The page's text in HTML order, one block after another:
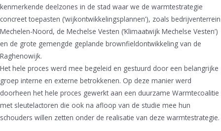
kenmerkende deelzones in de stad waar we de warmtestrategie
concreet toepasten (‘wijkontwikkelingsplannen’), zoals bedrijventerrein
Mechelen-Noord, de Mechelse Vesten (‘Klimaatwijk Mechelse Vesten’)
en de grote gemengde geplande brownfieldontwikkeling van de
Raghenowijk.
Het hele proces werd mee begeleid en gestuurd door een belangrijke
groep interne en externe betrokkenen. Op deze manier werd
doorheen het hele proces gewerkt aan een duurzame Warmtecoalitie
met sleutelactoren die ook na afloop van de studie mee hun
schouders willen zetten onder de realisatie van deze warmtestrategie.